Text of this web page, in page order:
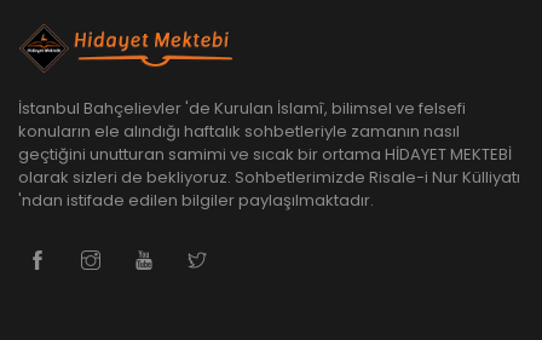
İstanbul Bahçelievler 'de Kurulan İslamî, bilimsel ve felsefi
konuların ele alındığı haftalık sohbetleriyle zamanın nasıl
geçtiğini unutturan samimi ve sıcak bir ortama HİDAYET MEKTEBİ
olarak sizleri de bekliyoruz. Sohbetlerimizde Risale-i Nur Külliyatı
'ndan istifade edilen bilgiler paylaşılmaktadır.